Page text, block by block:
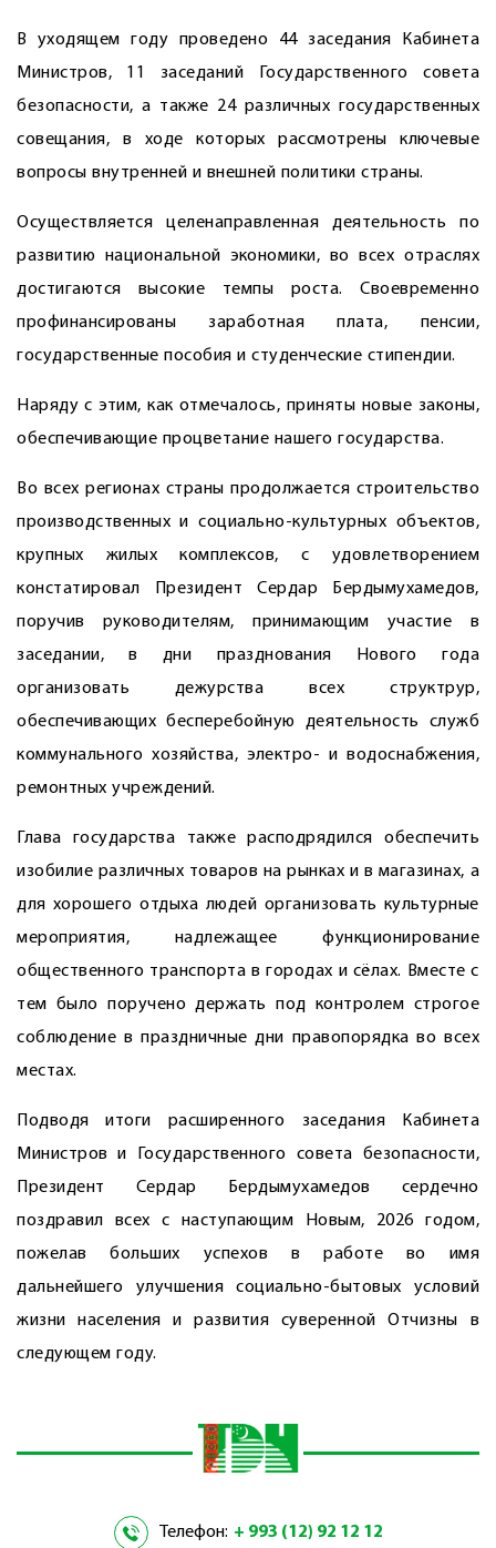
В уходящем году проведено 44 заседания Кабинета
Министров, 11 заседаний Государственного совета
безопасности, а также 24 различных государственных
совещания, в ходе которых рассмотрены ключевые
вопросы внутренней и внешней политики страны.
Осуществляется целенаправленная деятельность по
развитию национальной экономики, во всех отраслях
достигаются высокие темпы роста. Своевременно
профинансированы заработная плата, пенсии,
государственные пособия и студенческие стипендии.
Наряду с этим, как отмечалось, приняты новые законы,
обеспечивающие процветание нашего государства.
Во всех регионах страны продолжается строительство
производственных и социально-культурных объектов,
крупных жилых комплексов, с удовлетворением
констатировал Президент Сердар Бердымухамедов,
поручив руководителям, принимающим участие в
заседании, в дни празднования Нового года
организовать дежурства всех структрур,
обеспечивающих бесперебойную деятельность служб
коммунального хозяйства, электро- и водоснабжения,
ремонтных учреждений.
Глава государства также расподрядился обеспечить
изобилие различных товаров на рынках и в магазинах, а
для хорошего отдыха людей организовать культурные
мероприятия, надлежащее функционирование
общественного транспорта в городах и сёлах. Вмес­те с
тем было поручено держать под контролем строгое
соблюдение в праздничные дни правопорядка во всех
местах.
Подводя итоги расширенного заседания Кабинета
Министров и Государственного совета безо­пасности,
Президент Сердар Бердымухамедов сердечно
поздравил всех с наступающим Новым, 2026 годом,
пожелав больших успехов в работе во имя
дальнейшего улучшения социально-бытовых условий
жизни населения и развития суверенной Отчизны в
следующем году.
Телефон: + 993 (12) 92 12 12